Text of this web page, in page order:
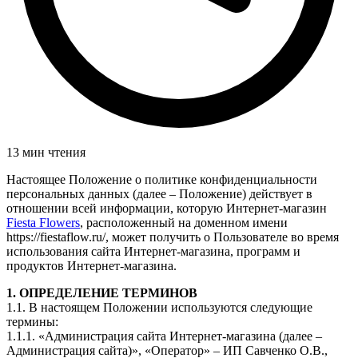
13 мин чтения
Настоящее Положение о политике конфиденциальности
персональных данных (далее – Положение) действует в
отношении всей информации, которую Интернет-магазин
Fiesta Flowers, расположенный на доменном имени
https://fiestaflow.ru/, может получить о Пользователе во время
использования сайта Интернет-магазина, программ и
продуктов Интернет-магазина.
1. ОПРЕДЕЛЕНИЕ ТЕРМИНОВ
1.1. В настоящем Положении используются следующие
термины:
1.1.1. «Администрация сайта Интернет-магазина (далее –
Администрация сайта)», «Оператор» – ИП Савченко О.В.,